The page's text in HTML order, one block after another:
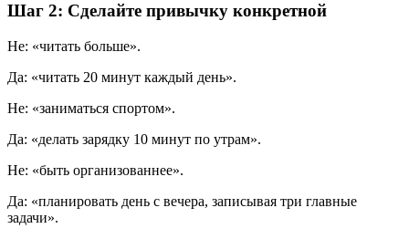
Шаг 2: Сделайте привычку конкретной
Не: «читать больше».
Да: «читать 20 минут каждый день».
Не: «заниматься спортом».
Да: «делать зарядку 10 минут по утрам».
Не: «быть организованнее».
Да: «планировать день с вечера, записывая три главные
задачи».